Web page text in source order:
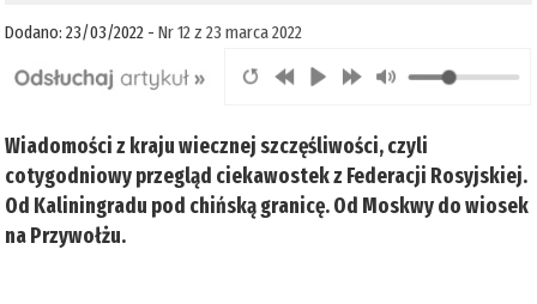
Dodano: 23/03/2022 -Nr 12 z 23 marca 2022
Wiadomości z kraju wiecznej szczęśliwości, czyli
cotygodniowy przegląd ciekawostek z Federacji Rosyjskiej.
Od Kaliningradu pod chińską granicę. Od Moskwy do wiosek
na Przywołżu.